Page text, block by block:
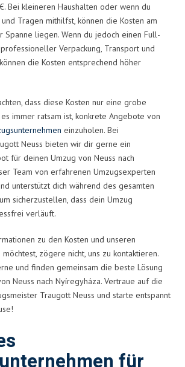
Bei kleineren Haushalten oder wenn du
Tragen mithilfst, können die Kosten am
Spanne liegen. Wenn du jedoch einen Full-
Verpackung, Transport und
die Kosten entsprechend höher
dass diese Kosten nur eine grobe
immer ratsam ist, konkrete Angebote von
einzuholen. Bei
Neuss bieten wir dir gerne ein
für deinen Umzug von Neuss nach
Team von erfahrenen Umzugsexperten
unterstützt dich während des gesamten
sicherzustellen, dass dein Umzug
verläuft.
zu den Kosten und unseren
zögere nicht, uns zu kontaktieren.
und finden gemeinsam die beste Lösung
Neuss nach Nyíregyháza. Vertraue auf die
Traugott Neuss und starte entspannt